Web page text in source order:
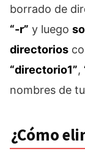
borrado de
“-r” y luego
directorios
“directorio1”,
nombres de
¿Cómo